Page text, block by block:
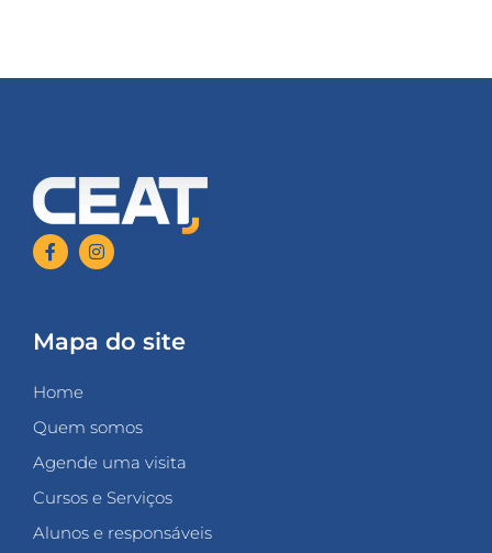
Mapa do site
Home
Quem somos
Agende uma visita
Cursos e Serviços
Alunos e responsáveis